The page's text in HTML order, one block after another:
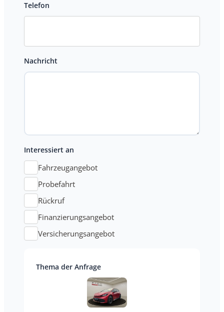
Telefon
Nachricht
Interessiert an
Fahrzeugangebot
Probefahrt
Rückruf
Finanzierungsangebot
Versicherungsangebot
Thema der Anfrage